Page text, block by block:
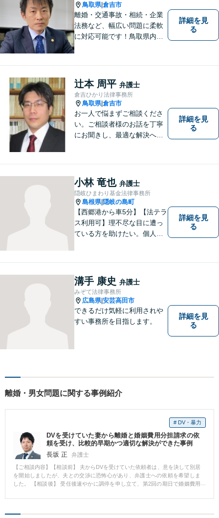
鳥取県|倉吉市
離婚・交通事故・相続・企業
法務など、幅広い問題に柔軟
に対応可能です！鳥取県内の
をしてもいいのか」と迷われ
ている方も、お気軽にご相談
ください！【駐車場有】
詳細を見
る
辻本 周平 弁護士
倉吉ひかり法律事務所
鳥取県|倉吉市
お一人で悩まずご相談くださ
い。ご相談者様のお話を丁寧
にお聞きし、最適な解決へと
詳細を見
る
小林 竜也 弁護士
隠岐ひまわり基金法律事務所
島根県|隠岐の島町
【西郷港から車5分】【法テラ
ス利用可】理不尽な目に遭っ
ている方を助けたい。個人・
え込むことなく、まずはお気
軽にご相談ください。【電話
相談可】
詳細を見
る
溝手 康史 弁護士
みぞて法律事務所
広島県|安芸高田市
できるだけ気軽に利用されや
すい事務所を目指します。
詳細を見
る
離婚・男女問題に関する事例紹介
# DV・暴力
DVを受けていた妻から離婚と婚姻費用分担請求の依
頼を受け、比較的早期かつ適切な解決ができた事例
長坂 正
弁護士
【ご相談内容】【相談前】 夫からDVを受けていた依頼者は、意を決して別居
を開始しましたが、夫との交渉に恐怖心があり、弁護士への依頼を希望しま
した。 【相談後】 受任後速やかに調停を申し立て、第2回の期日で婚姻費用
は、実質的に800万円以上の財産分与を得ることができました。 【先生のコ